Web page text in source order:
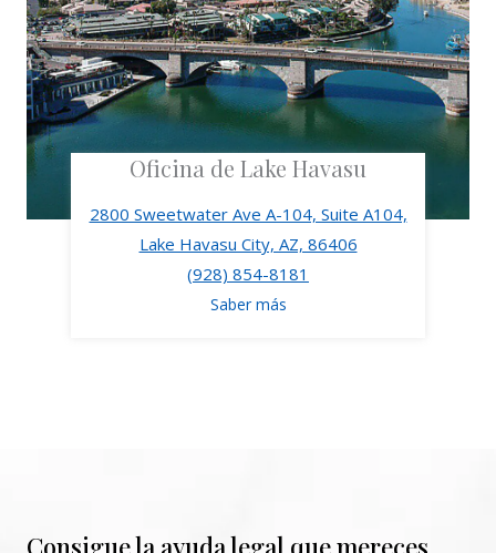
Oficina de Lake Havasu
2800 Sweetwater Ave A-104, Suite A104,
Lake Havasu City, AZ, 86406
(928) 854-8181
Saber más
Consigue la ayuda legal que mereces